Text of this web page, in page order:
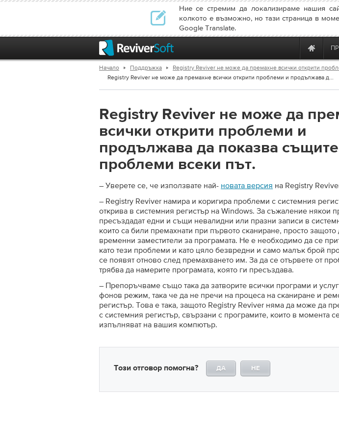
Ние се стремим да локализираме нашия
колкото е възможно, но тази страница в
Google Translate.
Начало Поддръжка
Registry Reviver не може да премахне всички открити
Registry Reviver не може да премахне всички открити проблеми и продължава д...
Registry Reviver не може да
всички открити проблеми и
продължава да показва същите
проблеми всеки път.
– Уверете се, че използвате най- новата версия на Registry
– Registry Reviver намира и коригира проблеми с системния
открива в системния регистър на Windows. За съжаление някои
пресъздадат едни и същи невалидни или празни записи в
които са били премахнати при първото сканиране, просто защото
временни заместители за програмата. Не е необходимо да се
като тези проблеми и като цяло безвредни и само малък брой
се появят отново след премахването им. За да се отървете от
трябва да намерите програмата, която ги пресъздава.
– Препоръчваме също така да затворите всички програми и
фонов режим, така че да не пречи на процеса на сканиране и
регистър. Това е така, защото Registry Reviver няма да може да
с системния регистър, свързани с програмите, които в момента
изпълняват на вашия компютър.
Този отговор помогна? ДА НЕ